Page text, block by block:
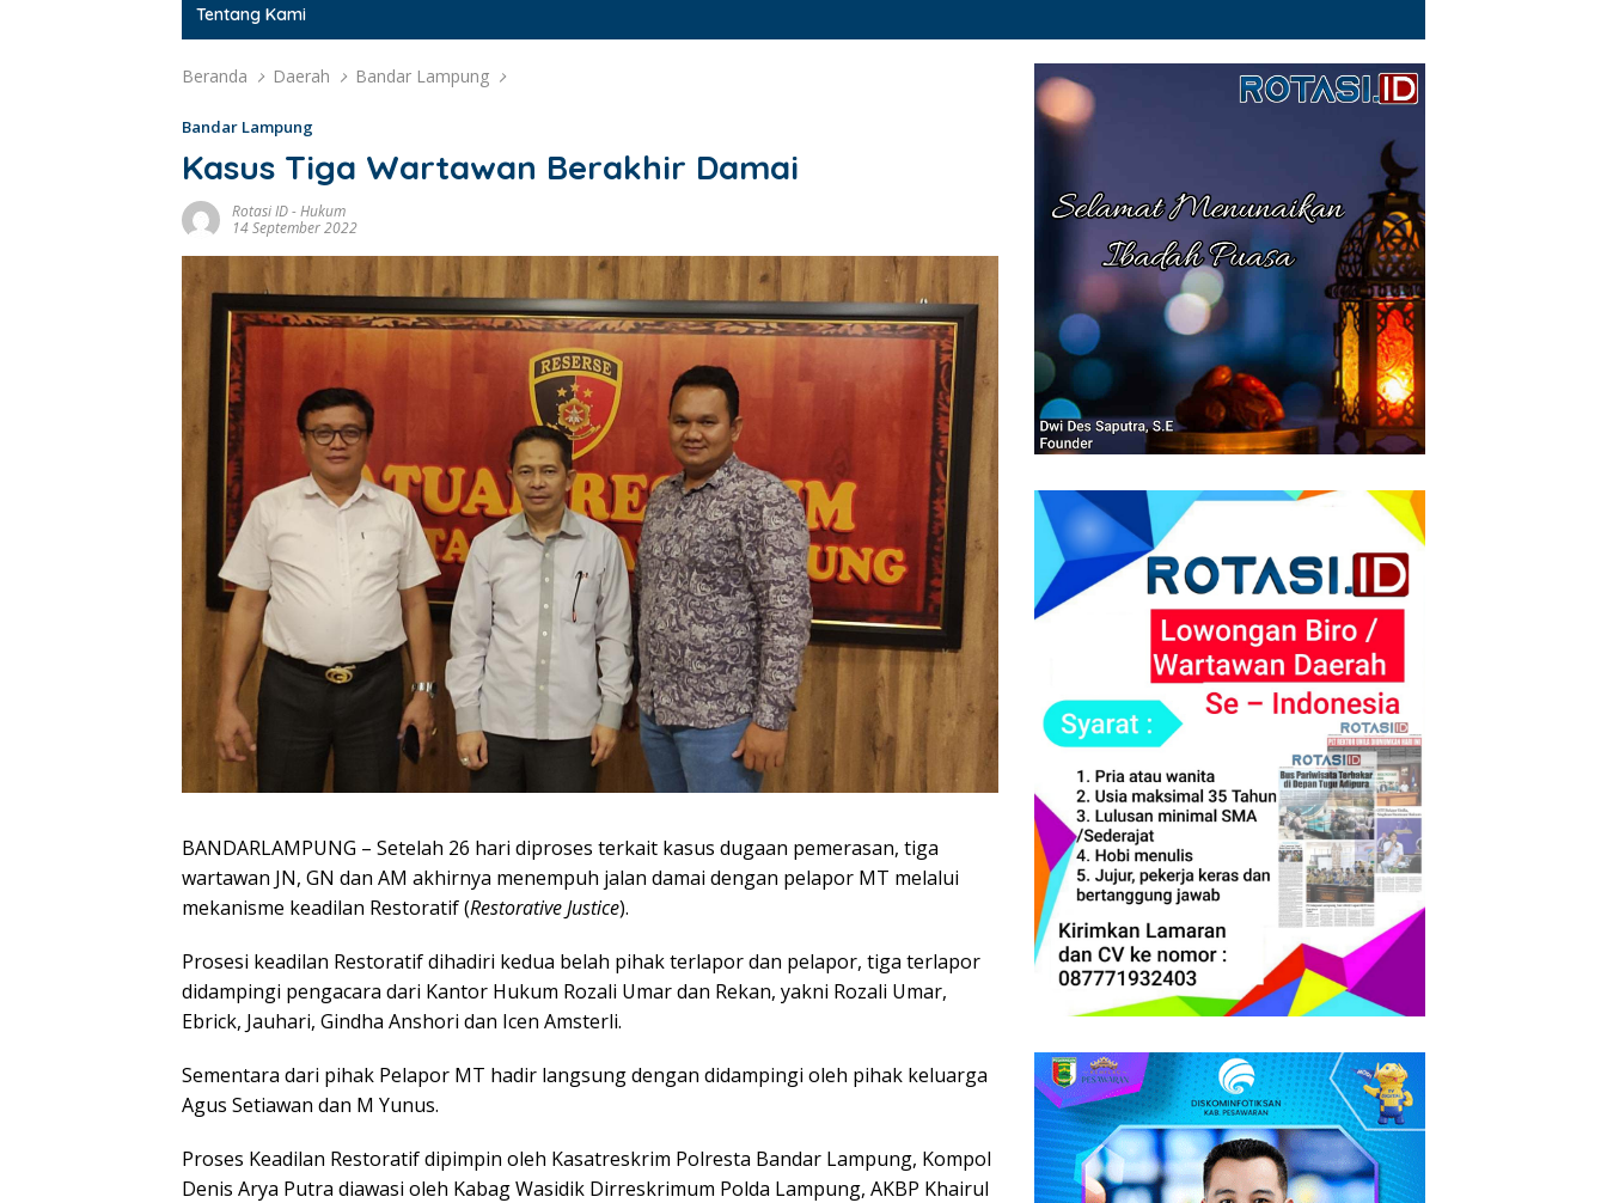
Tentang Kami
Beranda Daerah Bandar Lampung
Bandar Lampung
Kasus Tiga Wartawan Berakhir Damai
Rotasi ID-Hukum
14 September 2022
BANDARLAMPUNG – Setelah 26 hari diproses terkait kasus dugaan pemerasan, tiga
wartawan JN, GN dan AM akhirnya menempuh jalan damai dengan pelapor MT melalui
mekanisme keadilan Restoratif (Restorative Justice).
Prosesi keadilan Restoratif dihadiri kedua belah pihak terlapor dan pelapor, tiga terlapor
didampingi pengacara dari Kantor Hukum Rozali Umar dan Rekan, yakni Rozali Umar,
Ebrick, Jauhari, Gindha Anshori dan Icen Amsterli.
Sementara dari pihak Pelapor MT hadir langsung dengan didampingi oleh pihak keluarga
Agus Setiawan dan M Yunus.
Proses Keadilan Restoratif dipimpin oleh Kasatreskrim Polresta Bandar Lampung, Kompol
Denis Arya Putra diawasi oleh Kabag Wasidik Dirreskrimum Polda Lampung, AKBP Khairul